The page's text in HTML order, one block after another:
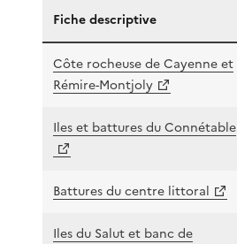
Fiche descriptive
Côte rocheuse de Cayenne et
Rémire-Montjoly
Iles et battures du Connétable
Battures du centre littoral
Iles du Salut et banc de